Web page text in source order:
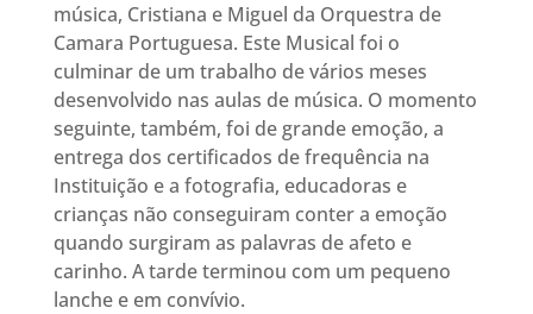
música, Cristiana e Miguel da Orquestra de
Camara Portuguesa. Este Musical foi o
culminar de um trabalho de vários meses
desenvolvido nas aulas de música. O momento
seguinte, também, foi de grande emoção, a
entrega dos certificados de frequência na
Instituição e a fotografia, educadoras e
crianças não conseguiram conter a emoção
quando surgiram as palavras de afeto e
carinho. A tarde terminou com um pequeno
lanche e em convívio.